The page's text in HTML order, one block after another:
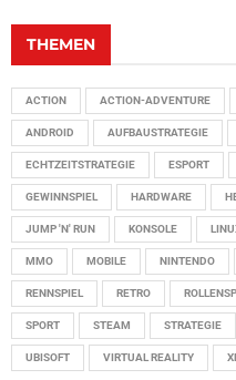
THEMEN
ACTION ACTION-ADVENTURE
ANDROID AUFBAUSTRATEGIE
ECHTZEITSTRATEGIE ESPORT
GEWINNSPIEL HARDWARE
JUMP 'N' RUN KONSOLE
MMO MOBILE NINTENDO
RENNSPIEL RETRO
SPORT STEAM STRATEGIE
UBISOFT VIRTUAL REALITY